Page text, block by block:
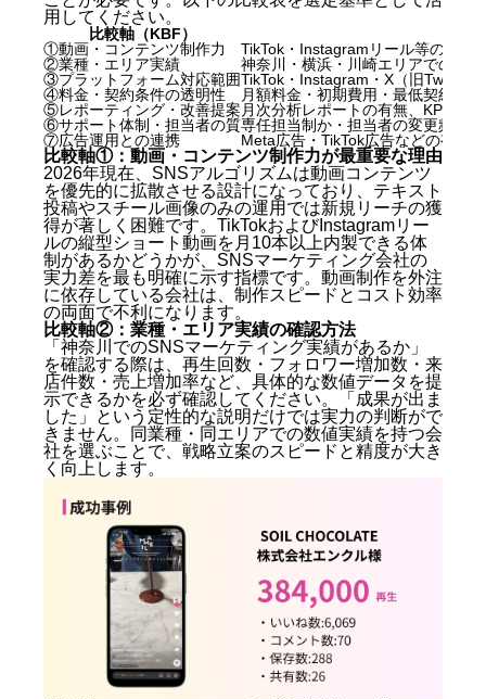
用してください。
比較軸（KBF）
①動画・コンテンツ制作力
TikTok・Instagramリール等の縦型
②業種・エリア実績
神奈川・横浜・川崎エリアでの支
③プラットフォーム対応範囲TikTok・Instagram・X（旧Twitter
④料金・契約条件の透明性
月額料金・初期費用・最低契約期
⑤レポーティング・改善提案 月次分析レポートの有無、KPIの
⑥サポート体制・担当者の質専任担当制か・担当者の変更頻度
⑦広告運用との連携
Meta広告・TikTok広告などの有料
比較軸①：動画・コンテンツ制作力が最重要な理由
2026年現在、SNSアルゴリズムは動画コンテンツ
を優先的に拡散させる設計になっており、テキスト
投稿やスチール画像のみの運用では新規リーチの獲
得が著しく困難です。TikTokおよびInstagramリー
ルの縦型ショート動画を月10本以上内製できる体
制があるかどうかが、SNSマーケティング会社の
実力差を最も明確に示す指標です。動画制作を外注
に依存している会社は、制作スピードとコスト効率
の両面で不利になります。
比較軸②：業種・エリア実績の確認方法
「神奈川でのSNSマーケティング実績があるか」
を確認する際は、再生回数・フォロワー増加数・来
店件数・売上増加率など、具体的な数値データを提
示できるかを必ず確認してください。「成果が出ま
した」という定性的な説明だけでは実力の判断がで
きません。同業種・同エリアでの数値実績を持つ会
社を選ぶことで、戦略立案のスピードと精度が大き
く向上します。